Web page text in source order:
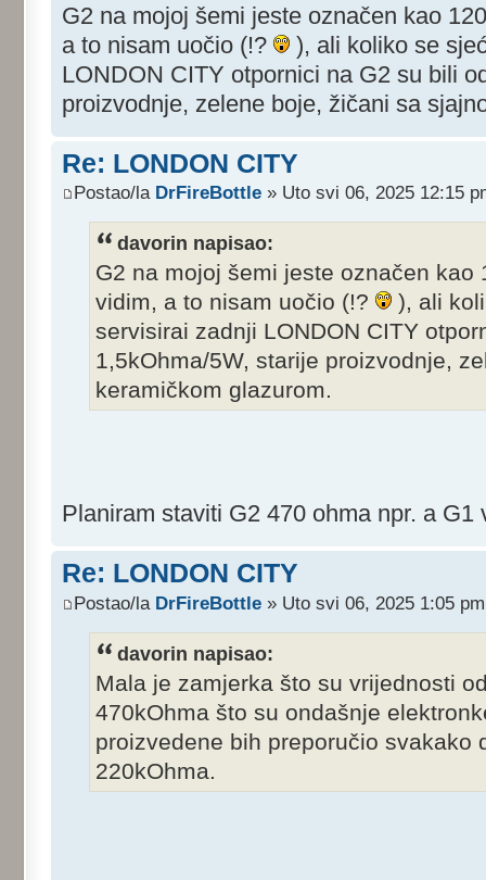
G2 na mojoj šemi jeste označen kao
a to nisam uočio (!?
), ali koliko se
LONDON CITY otpornici na G2 su bili
proizvodnje, zelene boje, žičani sa
Re: LONDON CITY
Postao/la DrFireBottle » Uto svi 06, 2025 12:15
davorin napisao:
G2 na mojoj šemi jeste označen kao
vidim, a to nisam uočio (!?
), ali
servisirai zadnji LONDON CITY
1,5kOhma/5W, starije proizvodnje,
keramičkom glazurom.
Planiram staviti G2 470 ohma npr. a G1
Re: LONDON CITY
Postao/la DrFireBottle » Uto svi 06, 2025 1:05 pm
davorin napisao:
Mala je zamjerka što su vrijednosti
470kOhma što su ondašnje
proizvedene bih preporučio svakako
220kOhma.